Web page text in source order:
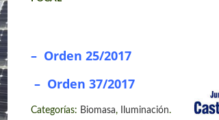
– Orden 25/2017
– Orden 37/2017
Categorías: Biomasa, Iluminación.